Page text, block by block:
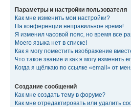
Параметры и настройки пользователя
Как мне изменить мои настройки?
На конференции неправильное время!
Я изменил часовой пояс, но время все
Моего языка нет в списке!
Как я могу поместить изображение
Что такое звание и как я могу изменить
Когда я щёлкаю по ссылке «email» от
Создание сообщений
Как мне создать тему в форуме?
Как мне отредактировать или удалить